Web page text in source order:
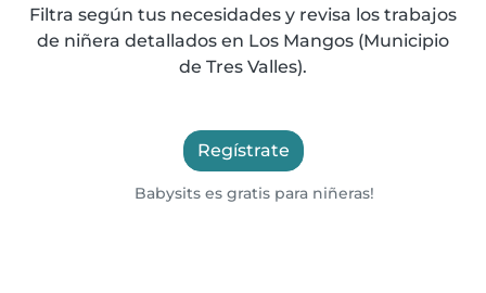
Filtra según tus necesidades y revisa los trabajos
de niñera detallados en Los Mangos (Municipio
de Tres Valles).
Regístrate
Babysits es gratis para niñeras!